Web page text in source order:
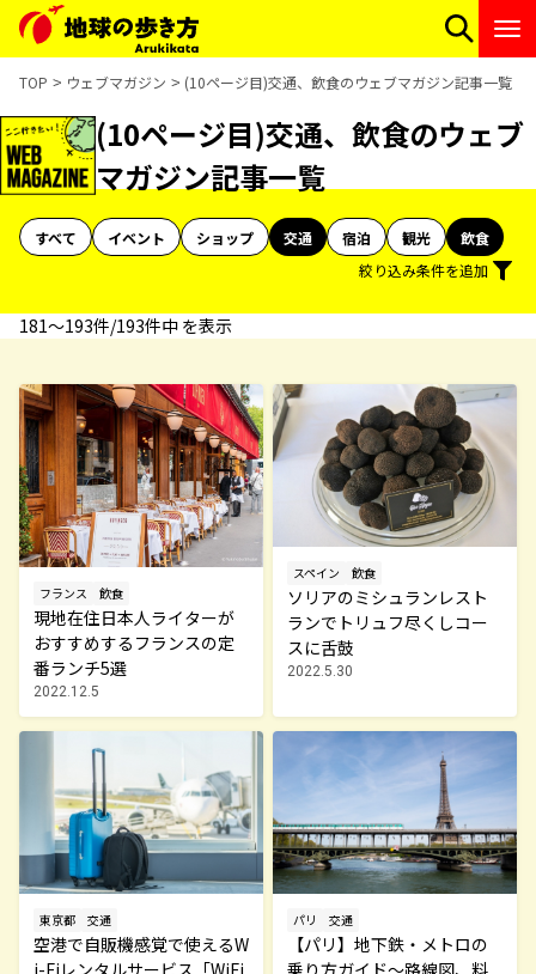
TOP ウェブマガジン (10ページ目)交通、飲食のウェブマガジン記事一覧
(10ページ目)交通、飲食のウェブ
マガジン記事一覧
すべて イベント ショップ 交通 宿泊 観光
飲食
絞り込み条件を追加
181〜193件/193件中 を表示
フランス 飲食
現地在住日本人ライターが
おすすめするフランスの定
番ランチ5選
2022.12.5
スペイン 飲食
ソリアのミシュランレスト
ランでトリュフ尽くしコー
スに舌鼓
2022.5.30
東京都 交通
空港で自販機感覚で使えるW
i-Fiレンタルサービス「WiFi
パリ 交通
【パリ】地下鉄・メトロの